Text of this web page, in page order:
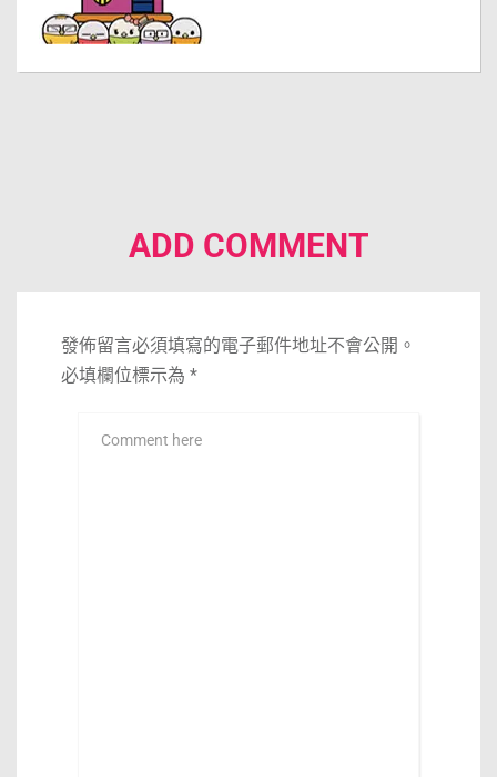
ADD COMMENT
發佈留言必須填寫的電子郵件地址不會公開。
必填欄位標示為 *